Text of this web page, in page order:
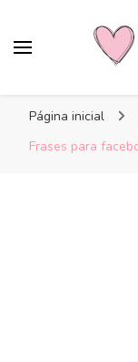
Página inicial
Frases para